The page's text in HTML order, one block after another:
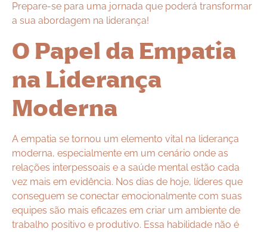
Prepare-se para uma jornada que poderá transformar
a sua abordagem na liderança!
O Papel da Empatia
na Liderança
Moderna
A empatia se tornou um elemento vital na liderança
moderna, especialmente em um cenário onde as
relações interpessoais e a saúde mental estão cada
vez mais em evidência. Nos dias de hoje, líderes que
conseguem se conectar emocionalmente com suas
equipes são mais eficazes em criar um ambiente de
trabalho positivo e produtivo. Essa habilidade não é